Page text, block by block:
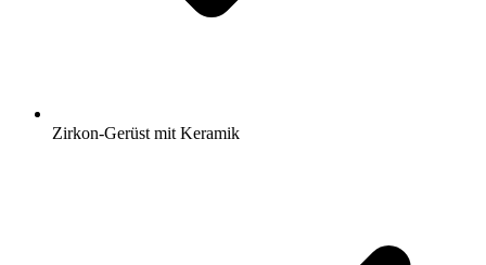
Zirkon-Gerüst mit Keramik